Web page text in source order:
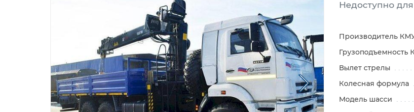
Производитель
Грузоподъемность
Вылет стрелы
Колесная формула
Модель шасси